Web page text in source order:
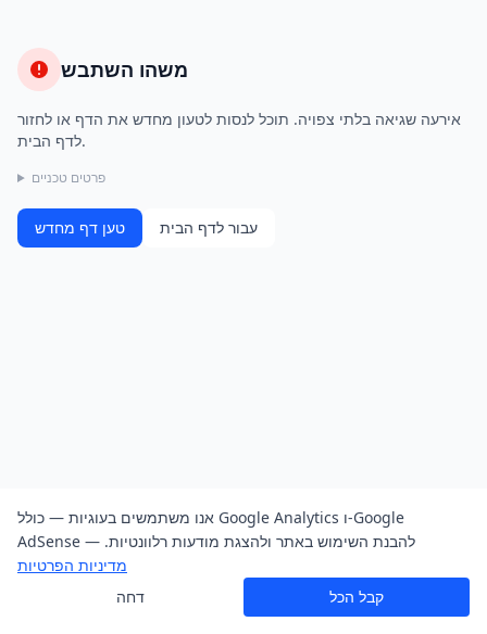
משהו השתבש
אירעה שגיאה בלתי צפויה. תוכל לנסות לטעון מחדש את הדף או לחזור
לדף הבית.
פרטים טכניים
טען דף מחדש עבור לדף הבית
אנו משתמשים בעוגיות — כולל Google Analytics ו-Google
AdSense — להבנת השימוש באתר ולהצגת מודעות רלוונטיות.
מדיניות הפרטיות
דחה
קבל הכל